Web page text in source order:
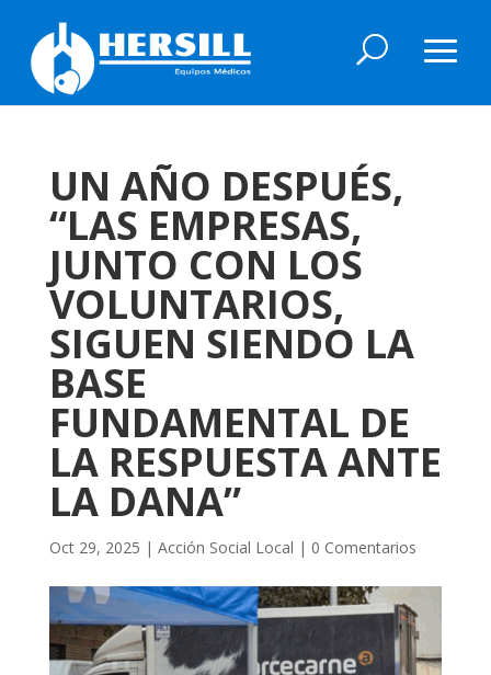
UN AÑO DESPUÉS,
“LAS EMPRESAS,
JUNTO CON LOS
VOLUNTARIOS,
SIGUEN SIENDO LA
BASE
FUNDAMENTAL DE
LA RESPUESTA ANTE
LA DANA”
Oct 29, 2025 | Acción Social Local | 0 Comentarios